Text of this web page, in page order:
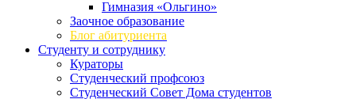
Гимназия «Ольгино»
Заочное образование
Блог абитуриента
Студенту и сотруднику
Кураторы
Студенческий профсоюз
Студенческий Совет Дома студентов